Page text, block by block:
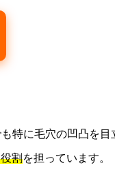
特に毛穴の凹凸を
割を担っています。